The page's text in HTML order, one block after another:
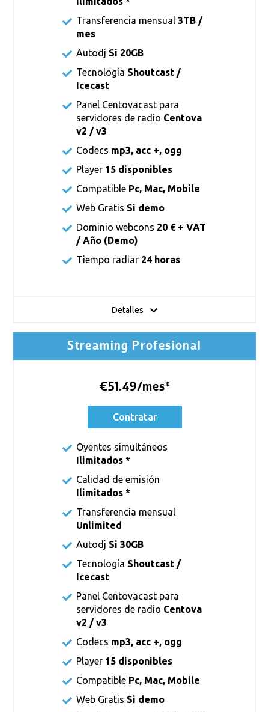
Transferencia mensual 3TB /
mes
Autodj Si 20GB
Tecnología Shoutcast /
Icecast
Panel Centovacast para
servidores de radio Centova
v2 / v3
Codecs mp3, acc +, ogg
Player 15 disponibles
Compatible Pc, Mac, Mobile
Web Gratis Si demo
Dominio webcons 20 € + VAT
/ Año (Demo)
Tiempo radiar 24 horas
Detalles
Streaming Profesional
€51.49/mes*
Contratar
Oyentes simultáneos
Ilimitados *
Calidad de emisión
Ilimitados *
Transferencia mensual
Unlimited
Autodj Si 30GB
Tecnología Shoutcast /
Icecast
Panel Centovacast para
servidores de radio Centova
v2 / v3
Codecs mp3, acc +, ogg
Player 15 disponibles
Compatible Pc, Mac, Mobile
Web Gratis Si demo